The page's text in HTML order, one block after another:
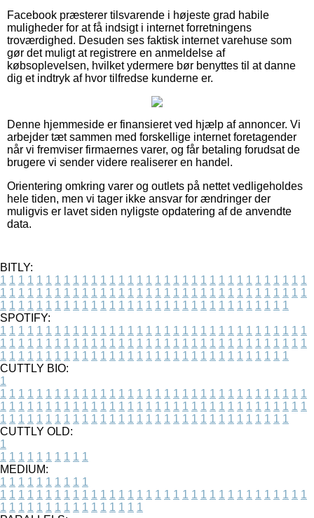
Facebook præsterer tilsvarende i højeste grad habile
muligheder for at få indsigt i internet forretningens
troværdighed. Desuden ses faktisk internet varehuse som
gør det muligt at registrere en anmeldelse af
købsoplevelsen, hvilket ydermere bør benyttes til at danne
dig et indtryk af hvor tilfredse kunderne er.
Denne hjemmeside er finansieret ved hjælp af annoncer. Vi
arbejder tæt sammen med forskellige internet foretagender
når vi fremviser firmaernes varer, og får betaling forudsat de
brugere vi sender videre realiserer en handel.
Orientering omkring varer og outlets på nettet vedligeholdes
hele tiden, men vi tager ikke ansvar for ændringer der
muligvis er lavet siden nyligste opdatering af de anvendte
data.
BITLY:
1 1 1 1 1 1 1 1 1 1 1 1 1 1 1 1 1 1 1 1 1 1 1 1 1 1 1 1 1 1 1 1 1 1
1 1 1 1 1 1 1 1 1 1 1 1 1 1 1 1 1 1 1 1 1 1 1 1 1 1 1 1 1 1 1 1 1 1
1 1 1 1 1 1 1 1 1 1 1 1 1 1 1 1 1 1 1 1 1 1 1 1 1 1 1 1 1 1 1 1
SPOTIFY:
1 1 1 1 1 1 1 1 1 1 1 1 1 1 1 1 1 1 1 1 1 1 1 1 1 1 1 1 1 1 1 1 1 1
1 1 1 1 1 1 1 1 1 1 1 1 1 1 1 1 1 1 1 1 1 1 1 1 1 1 1 1 1 1 1 1 1 1
1 1 1 1 1 1 1 1 1 1 1 1 1 1 1 1 1 1 1 1 1 1 1 1 1 1 1 1 1 1 1 1
CUTTLY BIO:
1
1 1 1 1 1 1 1 1 1 1 1 1 1 1 1 1 1 1 1 1 1 1 1 1 1 1 1 1 1 1 1 1 1 1
1 1 1 1 1 1 1 1 1 1 1 1 1 1 1 1 1 1 1 1 1 1 1 1 1 1 1 1 1 1 1 1 1 1
1 1 1 1 1 1 1 1 1 1 1 1 1 1 1 1 1 1 1 1 1 1 1 1 1 1 1 1 1 1 1 1
CUTTLY OLD:
1
1 1 1 1 1 1 1 1 1 1
MEDIUM:
1 1 1 1 1 1 1 1 1 1
1 1 1 1 1 1 1 1 1 1 1 1 1 1 1 1 1 1 1 1 1 1 1 1 1 1 1 1 1 1 1 1 1 1
1 1 1 1 1 1 1 1 1 1 1 1 1 1 1 1